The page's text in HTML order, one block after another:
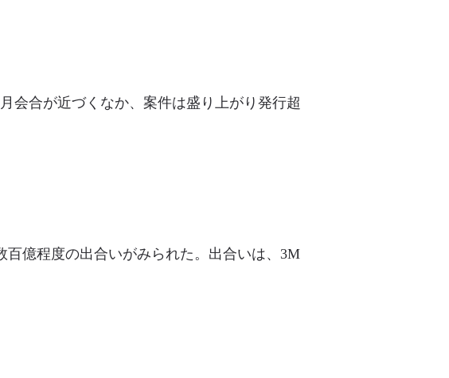
会合が近づくなか、案件は盛り上がり発行超
億程度の出合いがみられた。出合いは、3M